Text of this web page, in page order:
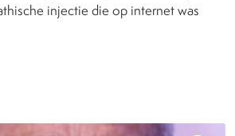
injectie die op internet was